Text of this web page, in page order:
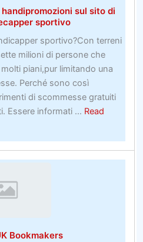
sul sito di
sportivo
sportivo?Con terreni
milioni di persone che
piani,pur limitando una
Perché sono così
di scommesse gratuiti
Essere informati ... Read
Bookmakers